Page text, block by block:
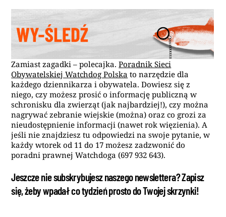
Zamiast zagadki – polecajka.Poradnik Sieci
Obywatelskiej Watchdog Polska to narzędzie dla
każdego dziennikarza i obywatela. Dowiesz się z
niego, czy możesz prosić o informację publiczną w
schronisku dla zwierząt (jak najbardziej!), czy można
nagrywać zebranie wiejskie (można) oraz co grozi za
nieudostępnienie informacji (nawet rok więzienia). A
jeśli nie znajdziesz tu odpowiedzi na swoje pytanie, w
każdy wtorek od 11 do 17 możesz zadzwonić do
poradni prawnej Watchdoga (697 932 643).
Jeszcze nie subskrybujesz naszego newslettera? Zapisz
się, żeby wpadał co tydzień prosto do Twojej skrzynki!